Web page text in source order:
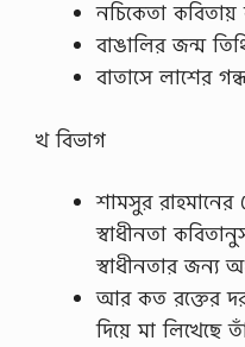
নচিকেতা কবিতায়
বাঙালির জন্ম
বাতাসে লাশের
খ বিভাগ
শামসুর রাহমানের
স্বাধীনতা
স্বাধীনতার জন্য
আর কত রক্তের
দিয়ে মা লিখেছে